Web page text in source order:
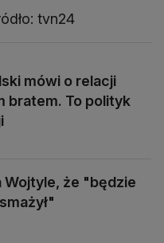
tvn24
mówi o relacji
bratem. To polityk
Wojtyle, że "będzie